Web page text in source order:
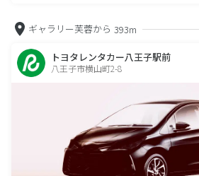
ギャラリー芙蓉から 393m
トヨタレンタカー八王子駅前
八王子市横山町2-8